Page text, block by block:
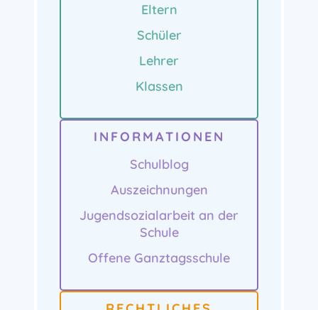
Eltern
Schüler
Lehrer
Klassen
INFORMATIONEN
Schulblog
Auszeichnungen
Jugendsozialarbeit an der
Schule
Offene Ganztagsschule